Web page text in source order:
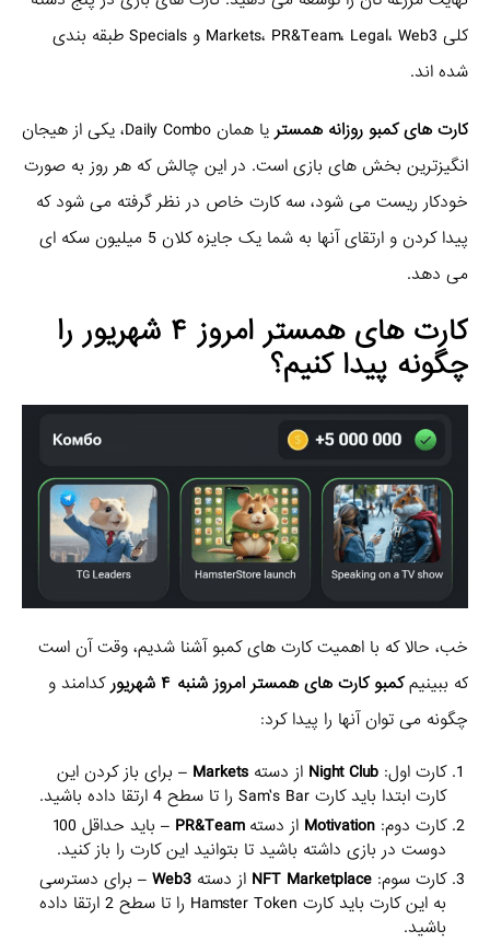
کلی Markets، PR&Team، Legal، Web3 و Specials طبقه بندی
شده اند.
کارت های کمبو روزانه همستر
یا همان Daily Combo، یکی از هیجان
انگیزترین بخش های بازی است. در این چالش که هر روز به صورت
خودکار ریست می شود، سه کارت خاص در نظر گرفته می شود که
پیدا کردن و ارتقای آنها به شما یک جایزه کلان 5 میلیون سکه ای
می دهد.
کارت های همستر امروز ۴ شهریور را
چگونه پیدا کنیم؟
خب، حالا که با اهمیت کارت های کمبو آشنا شدیم، وقت آن است
که ببینیمکمبو کارت های همستر امروز شنبه ۴ شهریور
کدامند و
چگونه می توان آنها را پیدا کرد:
کارت اول: Night Club از دسته Markets – برای باز کردن این
کارت ابتدا باید کارت Sam’s Bar را تا سطح 4 ارتقا داده باشید.
کارت دوم: Motivation از دستهPR&Team
– باید حداقل 100
دوست در بازی داشته باشید تا بتوانید این کارت را باز کنید.
کارت سوم: NFT Marketplace از دسته Web3 – برای دسترسی
به این کارت باید کارت Hamster Token را تا سطح 2 ارتقا داده
باشید.